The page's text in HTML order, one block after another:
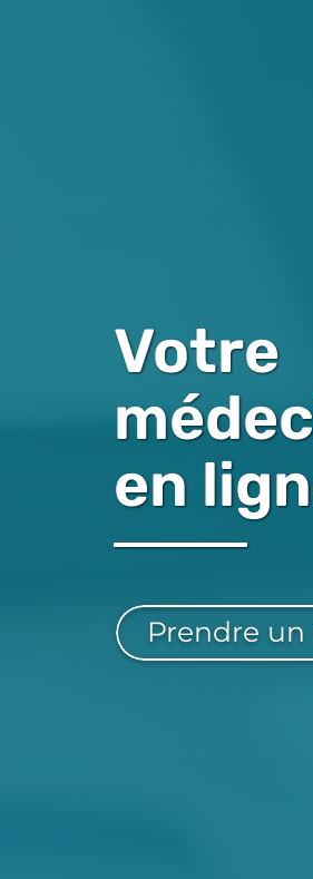
Votre
en
Prendre